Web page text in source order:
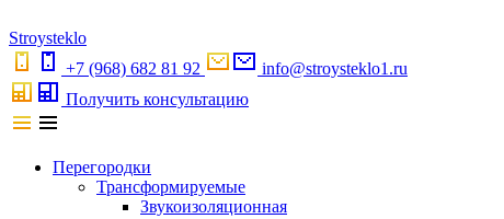
Stroysteklo
+7 (968) 682 81 92
info@stroysteklo1.ru
Получить консультацию
Перегородки
Трансформируемые
Звукоизоляционная